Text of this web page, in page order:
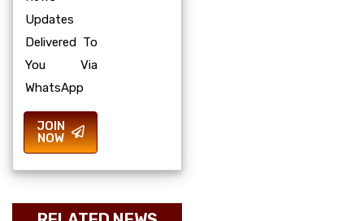
Updates
Delivered To
You Via
WhatsApp
JOIN
NOW